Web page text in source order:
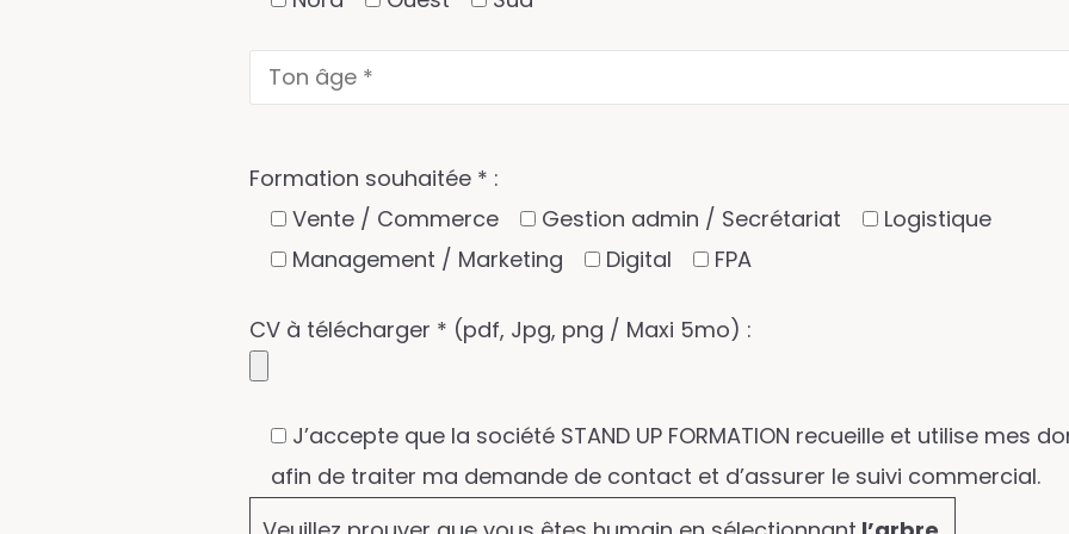
Formation souhaitée * :
Vente / Commerce
Gestion admin / Secrétariat
Logistique
Management / Marketing
Digital FPA
CV à télécharger * (pdf, Jpg, png / Maxi 5mo) :
J’accepte que la société STAND UP FORMATION recueille et utilise mes
afin de traiter ma demande de contact et d’assurer le suivi commercial.